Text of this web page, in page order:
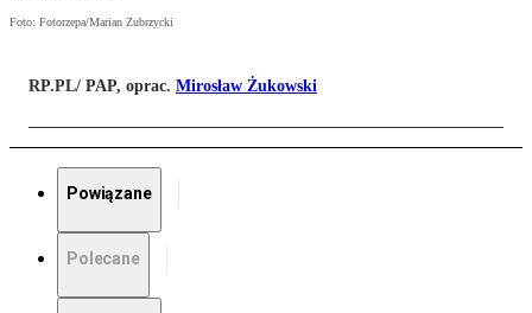
Foto: Fotorzepa/Marian Zubrzycki
RP.PL/ PAP, oprac. Mirosław Żukowski
Powiązane
Polecane